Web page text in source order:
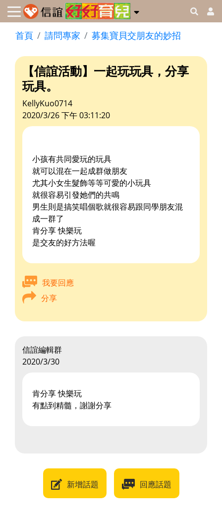
首頁 請問專家 募集寶貝交朋友的妙招
【信誼活動】一起玩玩具，分享
玩具。
KellyKuo0714
2020/3/26 下午 03:11:20
小孩有共同愛玩的玩具
就可以混在一起成群做朋友
尤其小女生髮飾等等可愛的小玩具
就很容易引發她們的共鳴
男生則是搞笑唱個歌就很容易跟同學朋友混
成一群了
肯分享 快樂玩
是交友的好方法喔
我要回應
分享
信誼編輯群
2020/3/30
肯分享 快樂玩
有點到精髓，謝謝分享
新增話題 回應話題